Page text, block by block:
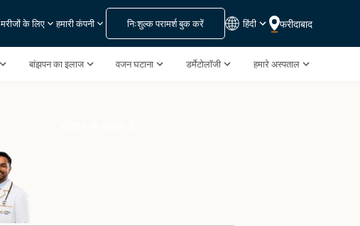
मरीजों के लिए हमारी कंपनी निःशुल्क परामर्श बुक करें हिंदी फरीदाबाद
बांझपन का इलाज वजन घटाना डर्मेटोलॉजी हमारे अस्पताल